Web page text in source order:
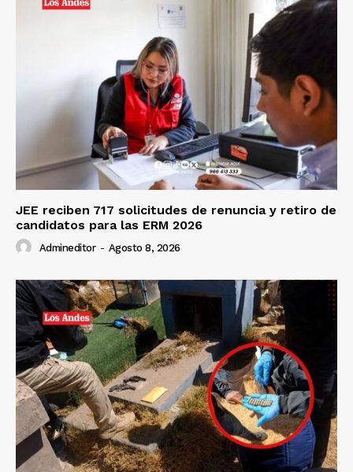
JEE reciben 717 solicitudes de renuncia y retiro de
candidatos para las ERM 2026
Admineditor - Agosto 8, 2026